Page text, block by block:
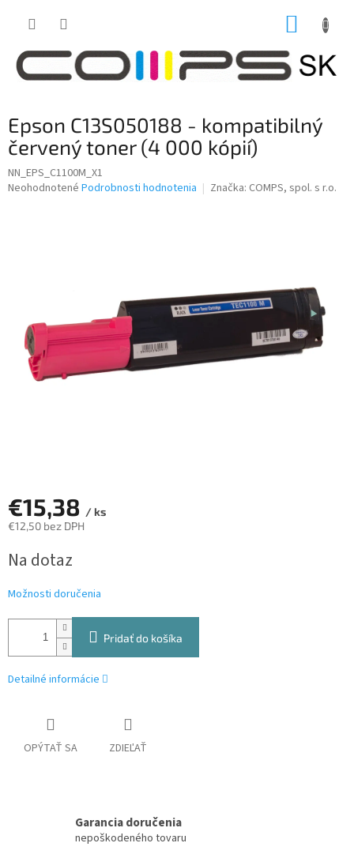
Epson C13S050188 - kompatibilný
červený toner (4 000 kópií)
NN_EPS_C1100M_X1
Priemerné
Neohodnotené Podrobnosti hodnotenia Značka: COMPS, spol. s r.o.
€15,38 / ks
€12,50 bez DPH
cena:
Na dotaz
Možnosti doručenia
Pridať do košíka
Detailné informácie
OPÝTAŤ SA ZDIEĽAŤ
Garancia doručenia
nepoškodeného tovaru